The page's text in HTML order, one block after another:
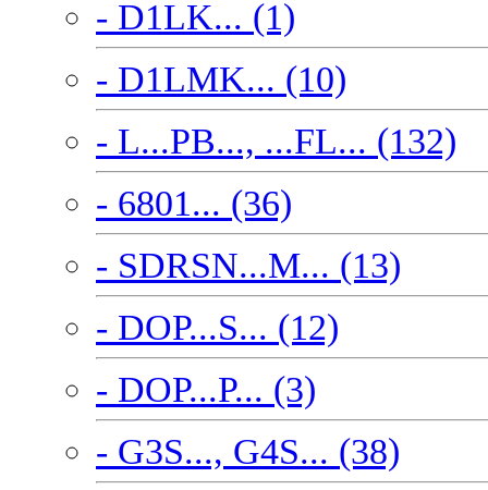
- D1LK... (1)
- D1LMK... (10)
- L...PB..., ...FL... (132)
- 6801... (36)
- SDRSN...M... (13)
- DOP...S... (12)
- DOP...P... (3)
- G3S..., G4S... (38)